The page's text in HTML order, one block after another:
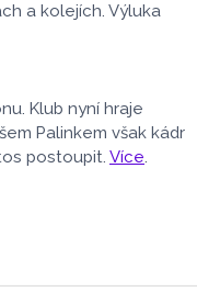
a kolejích. Výluka
Klub nyní hraje
Palinkem však kádr
postoupit. Více.